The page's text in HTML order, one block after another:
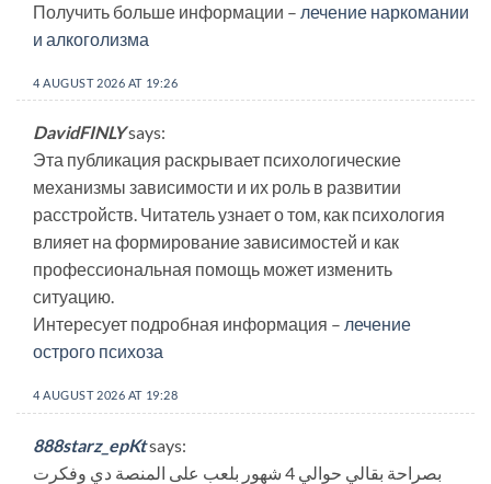
Получить больше информации – лечение наркомании
и алкоголизма
4 AUGUST 2026 AT 19:26
DavidFINLYsays:
Эта публикация раскрывает психологические
механизмы зависимости и их роль в развитии
расстройств. Читатель узнает о том, как психология
влияет на формирование зависимостей и как
профессиональная помощь может изменить
ситуацию.
Интересует подробная информация – лечение
острого психоза
4 AUGUST 2026 AT 19:28
888starz_epKtsays:
بصراحة بقالي حوالي 4 شهور بلعب على المنصة دي وفكرت